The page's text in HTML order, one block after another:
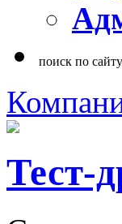
поиск по сайту
Тест-